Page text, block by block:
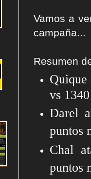
Vamos a
campaña...
Resumen
vs
Darel
puntos
Chal
puntos